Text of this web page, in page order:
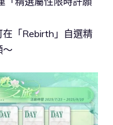
「Rebirth」自選精
～